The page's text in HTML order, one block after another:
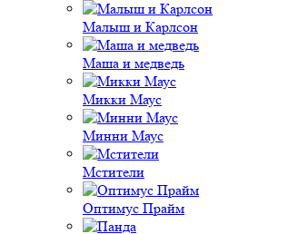
Малыш и Карлсон
Маша и медведь
Микки Маус
Минни Маус
Мстители
Оптимус Прайм